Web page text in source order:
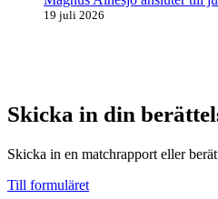
19 juli 2026
Skicka in din
Skicka in en matchrapport eller
Till formuläret